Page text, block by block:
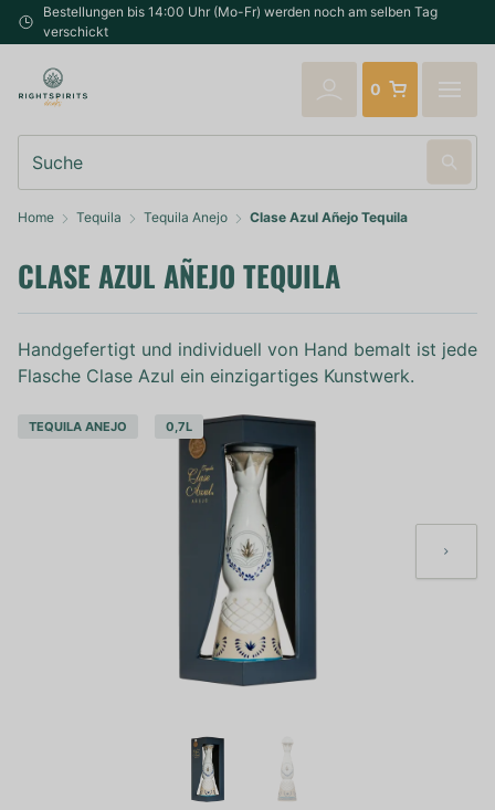
Bestellungen bis 14:00 Uhr (Mo-Fr) werden noch am selben Tag
verschickt
0
Home Tequila Tequila Anejo Clase Azul Añejo Tequila
CLASE AZUL AÑEJO TEQUILA
Handgefertigt und individuell von Hand bemalt ist jede
Flasche Clase Azul ein einzigartiges Kunstwerk.
TEQUILA ANEJO 0,7L